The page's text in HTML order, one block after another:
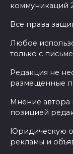
коммуникаций
Все права
Любое
только с
Редакция не
размещенные
Мнение автора
позицией
Юридическую
рекламы и